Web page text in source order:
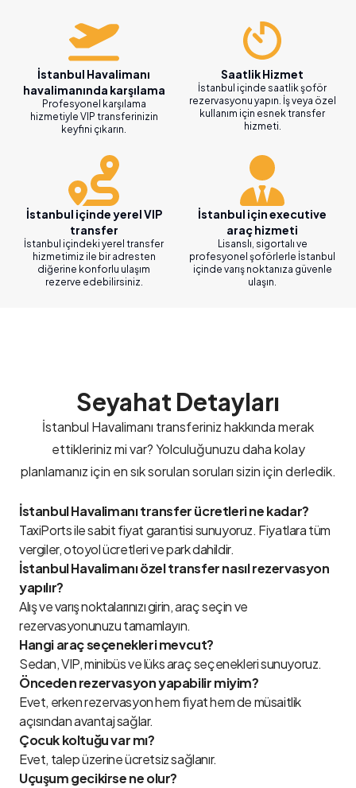
İstanbul Havalimanı
havalimanında karşılama
Profesyonel karşılama
hizmetiyle VIP transferinizin
keyfini çıkarın.
Saatlik Hizmet
İstanbul içinde saatlik şoför
rezervasyonu yapın. İş veya özel
kullanım için esnek transfer
hizmeti.
İstanbul içinde yerel VIP
transfer
İstanbul içindeki yerel transfer
hizmetimiz ile bir adresten
diğerine konforlu ulaşım
rezerve edebilirsiniz.
İstanbul için executive
araç hizmeti
Lisanslı, sigortalı ve
profesyonel şoförlerle İstanbul
içinde varış noktanıza güvenle
ulaşın.
Seyahat Detayları
İstanbul Havalimanı transferiniz hakkında merak
ettikleriniz mi var? Yolculuğunuzu daha kolay
planlamanız için en sık sorulan soruları sizin için derledik.
İstanbul Havalimanı transfer ücretleri ne kadar?
TaxiPorts ile sabit fiyat garantisi sunuyoruz. Fiyatlara tüm
vergiler, otoyol ücretleri ve park dahildir.
İstanbul Havalimanı özel transfer nasıl rezervasyon
yapılır?
Alış ve varış noktalarınızı girin, araç seçin ve
rezervasyonunuzu tamamlayın.
Hangi araç seçenekleri mevcut?
Sedan, VIP, minibüs ve lüks araç seçenekleri sunuyoruz.
Önceden rezervasyon yapabilir miyim?
Evet, erken rezervasyon hem fiyat hem de müsaitlik
açısından avantaj sağlar.
Çocuk koltuğu var mı?
Evet, talep üzerine ücretsiz sağlanır.
Uçuşum gecikirse ne olur?